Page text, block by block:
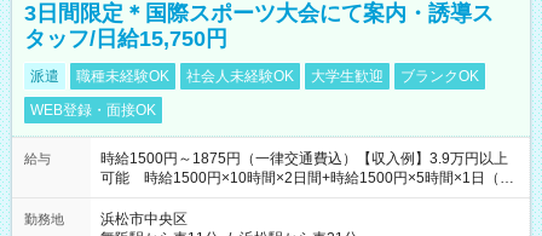
3日間限定＊国際スポーツ大会にて案内・誘導ス
タッフ/日給15,750円
派遣 職種未経験OK 社会人未経験OK 大学生歓迎
ブランクOK
WEB登録・面接OK
給与
時給1500円～1875円（一律交通費込）【収入例】3.9万円以上
可能 時給1500円×10時間×2日間+時給1500円×5時間×1日（実
働8時間を越えた時給：1875円）
勤務地
浜松市中央区